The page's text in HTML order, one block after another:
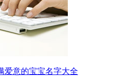
爱意的宝宝名字大全